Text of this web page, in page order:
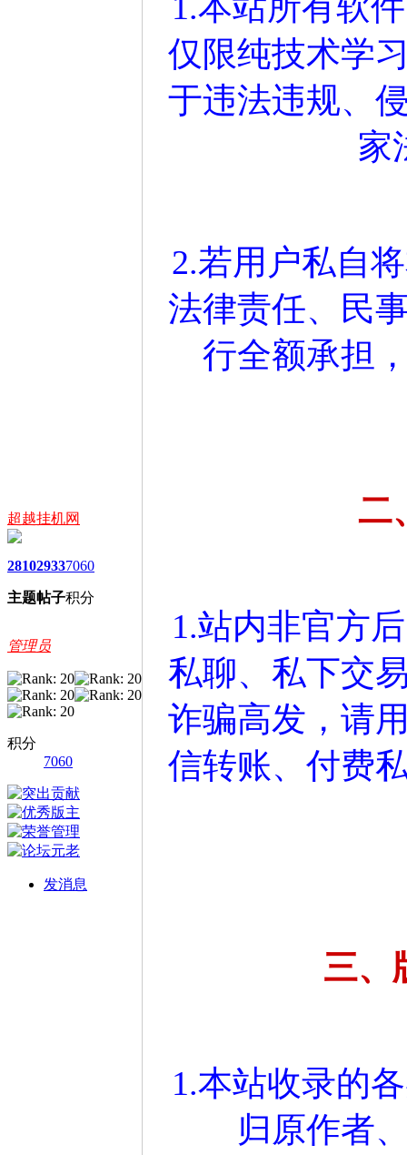
超越挂机网
2810
主题
2933
帖子
7060
积分
管理员
积分
7060
发消息
仅限纯技术学
于违法违规、
家
2.若用户私自
法律责任、民
行全额承担
二
1.站内非官方
私聊、私下交
诈骗高发，请
信转账、付费
三、
1.本站收录的
归原作者